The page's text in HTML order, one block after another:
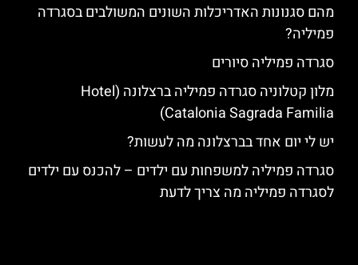
מהם סגנונות האדריכלות השונים המשולבים בסגרדה
פמיליה?
סגרדה פמיליה סיורים
מלון קטלוניה סגרדה פמיליה ברצלונה (Hotel
Catalonia Sagrada Familia)
יש לי יום אחד בברצלונה מה לעשות?
סגרדה פמיליה למשפחות עם ילדים – להכנס עם ילדים
לסגרדה פמיליה מה צריך לדעת